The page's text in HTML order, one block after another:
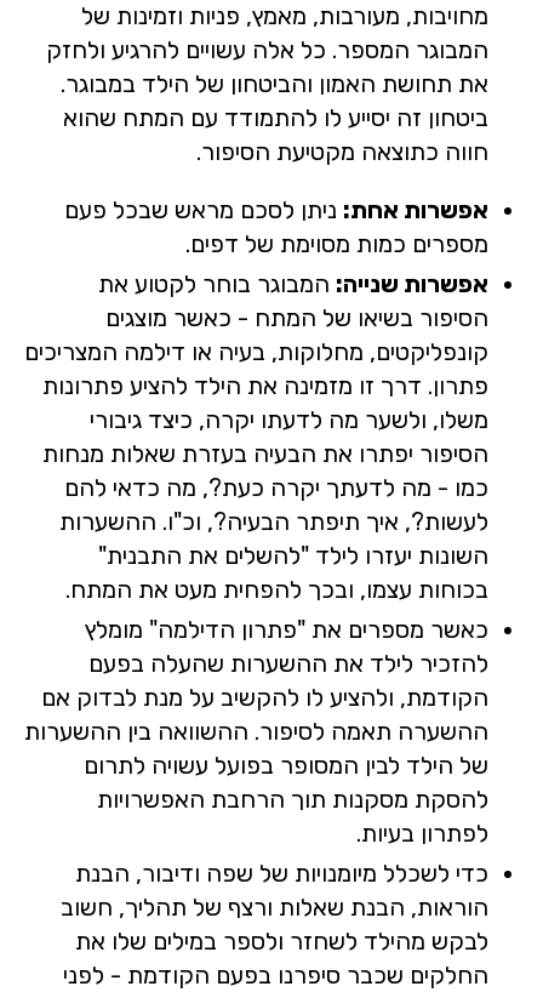
מחויבות, מעורבות, מאמץ, פניות וזמינות של
המבוגר המספר. כל אלה עשויים להרגיע ולחזק
את תחושת האמון והביטחון של הילד במבוגר.
ביטחון זה יסייע לו להתמודד עם המתח שהוא
חווה כתוצאה מקטיעת הסיפור.
אפשרות אחת: ניתן לסכם מראש שבכל פעם
מספרים כמות מסוימת של דפים.
אפשרות שנייה: המבוגר בוחר לקטוע את
הסיפור בשיאו של המתח - כאשר מוצגים
קונפליקטים, מחלוקות, בעיה או דילמה המצריכים
פתרון. דרך זו מזמינה את הילד להציע פתרונות
משלו, ולשער מה לדעתו יקרה, כיצד גיבורי
הסיפור יפתרו את הבעיה בעזרת שאלות מנחות
כמו - מה לדעתך יקרה כעת?, מה כדאי להם
לעשות?, איך תיפתר הבעיה?, וכ"ו. ההשערות
השונות יעזרו לילד "להשלים את התבנית"
בכוחות עצמו, ובכך להפחית מעט את המתח.
כאשר מספרים את "פתרון הדילמה" מומלץ
להזכיר לילד את ההשערות שהעלה בפעם
הקודמת, ולהציע לו להקשיב על מנת לבדוק אם
ההשערה תאמה לסיפור. ההשוואה בין ההשערות
של הילד לבין המסופר בפועל עשויה לתרום
להסקת מסקנות תוך הרחבת האפשרויות
לפתרון בעיות.
כדי לשכלל מיומנויות של שפה ודיבור, הבנת
הוראות, הבנת שאלות ורצף של תהליך, חשוב
לבקש מהילד לשחזר ולספר במילים שלו את
החלקים שכבר סיפרנו בפעם הקודמת - לפני